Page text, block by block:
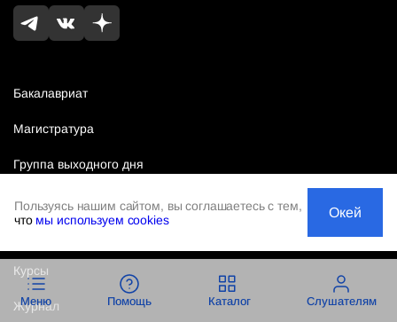
Меню Помощь Каталог Слушателям
Пользуясь нашим сайтом, вы соглашаетесь с тем,
что мы используем cookies Окей
Бакалавриат
Магистратура
Группа выходного дня
Колледж
Курсы
Журнал